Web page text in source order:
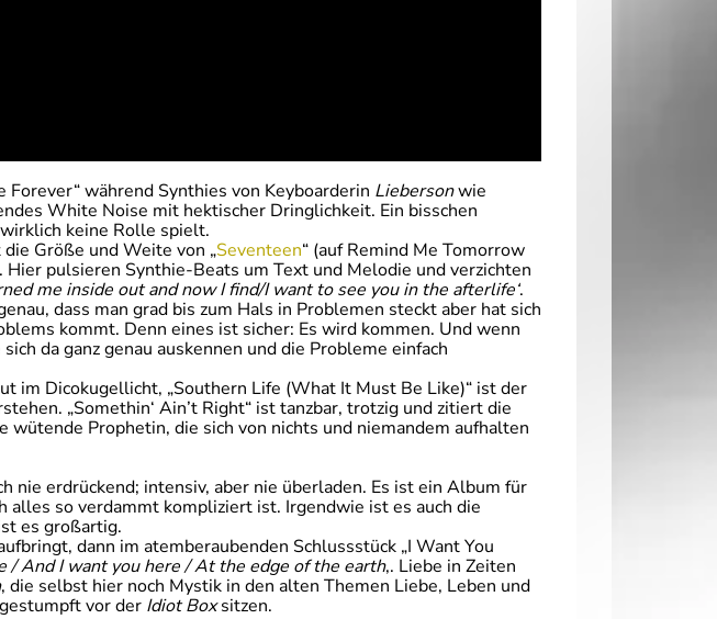
während Synthies von Keyboarderin Liebersonwie
White Noise mit hektischer Dringlichkeit. Ein bisschen
keine Rolle spielt.
Größe und Weite von „Seventeen“ (auf Remind Me Tomorrow
. Hier pulsieren Synthie-Beats um Text und Melodie und verzichten
me inside out and now I find/I want to see you in the afterlife‘.
dass man grad bis zum Hals in Problemen steckt aber hat sich
kommt. Denn eines ist sicher: Es wird kommen. Und wenn
sich da ganz genau auskennen und die Probleme einfach
im Dicokugellicht, „Southern Life (What It Must Be Like)“ ist der
„Somethin‘ Ain’t Right“ ist tanzbar, trotzig und zitiert die
wütende Prophetin, die sich von nichts und niemandem aufhalten
nie erdrückend; intensiv, aber nie überladen. Es ist ein Album für
so verdammt kompliziert ist. Irgendwie ist es auch die
es großartig.
dann im atemberaubenden Schlussstück „I Want You
/ And I want you here / At the edge of the earth‚. Liebe in Zeiten
, die selbst hier noch Mystik in den alten Themen Liebe, Leben und
vor der Idiot Boxsitzen.